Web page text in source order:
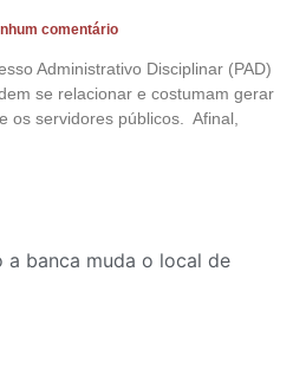
comentário
Administrativo Disciplinar (PAD)
se relacionar e costumam gerar
os servidores públicos. Afinal,